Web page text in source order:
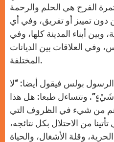
(فيلبي 4: 5). ثمرة الفرح هي الحلم والرحمة
دون تمييز أو تفريق، وفي أي
وبين أبناء المدينة كلها، وفي
وفي العلاقات بين الديانات
المختلفة.
بولس فيقول أيضا: “لا
ونتساءل طبعا: هل هذا
من شيء في الظروف التي
من الاحتلال بكل نتائجه،
وقلة الأشغال، والحياة